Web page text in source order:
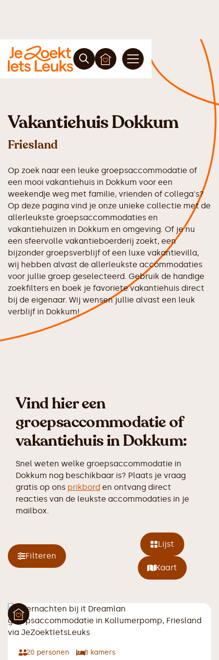
Vakantiehuis Dokkum
Friesland
Op zoek naar een leuke groepsaccommodatie of
een mooi vakantiehuis in Dokkum voor een
weekendje weg met familie, vrienden of collega's?
Op deze pagina vind je onze unieke collectie met de
allerleukste groepsaccommodaties en
vakantiehuizen in Dokkum en omgeving. Of je nu
een sfeervolle vakantieboerderij zoekt, een
bijzonder groepsverblijf of een luxe vakantievilla,
wij hebben alvast de allerleukste accommodaties
voor jullie groep geselecteerd. Gebruik de handige
zoekfilters en boek je favoriete vakantiehuis direct
bij de eigenaar. Wij wensen jullie alvast een leuk
verblijf in Dokkum!
Vind hier een
groepsaccommodatie of
vakantiehuis in Dokkum:
Snel weten welke groepsaccommodatie in
Dokkum nog beschikbaar is? Plaats je vraag
gratis op ons prikbord en ontvang direct
reacties van de leukste accommodaties in je
mailbox.
Filteren
Lijst
Kaart
20 personen 8 kamers